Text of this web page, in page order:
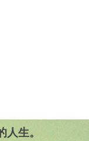
生。